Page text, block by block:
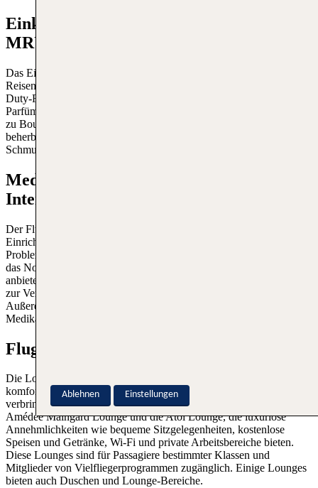
Einkaufen am Flughafen Mauritius
MRU
Das Einkaufen am Flughafen Mauritius ist ein Erlebnis, das
Reisenden eine Vielzahl von Einkaufsmöglichkeiten bietet. Von
Duty-Free-Shops, die eine breite Palette an zollfreien Produkten wie
Parfüms, Spirituosen, Tabakwaren und Elektronik anbieten, bis hin
zu Boutiquen mit lokalen Produkten und Souvenirs. Der Flughafen
beherbergt auch mehrere Luxusmarkengeschäfte, die Mode,
Schmuck und Accessoires führen.
Medizinische Einrichtungen am MRU
International Airport
Der Flughafen Mauritius verfügt über gut ausgestattete medizinische
Einrichtungen zur Versorgung von Passagieren mit gesundheitlichen
Problemen. Im Gebäude befindet sich ein medizinisches Zentrum,
das Notfallversorgung und allgemeine medizinische Dienste
anbietet. Geschultes medizinisches Personal steht rund um die Uhr
zur Verfügung, um in Notfällen schnell reagieren zu können.
Außerdem gibt es Apotheken, die eine breite Palette von
Medikamenten und Gesundheitsprodukten anbieten.
Flughafen Mauritius Lounges
Die Lounges am Flughafen Mauritius bieten Reisenden einen
komfortablen und entspannenden Ort, um die Zeit vor dem Flug zu
verbringen. Zu den beliebtesten Lounges gehören die Air Mauritius
Amédée Maingard Lounge und die Atol Lounge, die luxuriöse
Annehmlichkeiten wie bequeme Sitzgelegenheiten, kostenlose
Speisen und Getränke, Wi-Fi und private Arbeitsbereiche bieten.
Diese Lounges sind für Passagiere bestimmter Klassen und
Mitglieder von Vielfliegerprogrammen zugänglich. Einige Lounges
bieten auch Duschen und Lounge-Bereiche.
Ablehnen Einstellungen